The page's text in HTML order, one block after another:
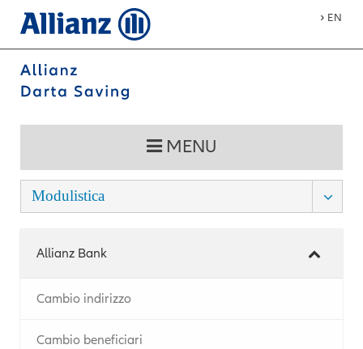
› EN
MENU
Modulistica
Allianz Bank
Cambio indirizzo
Cambio beneficiari